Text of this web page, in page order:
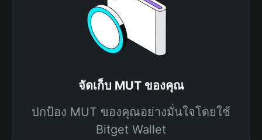
จัดเก็บ MUT ของคุณ
ปกป้อง MUT ของคุณอย่างมั่นใจโดยใช้
Bitget Wallet